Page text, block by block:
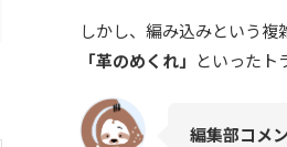
しかし、編み込みという
「革のめくれ」 といったト
編集部コメ